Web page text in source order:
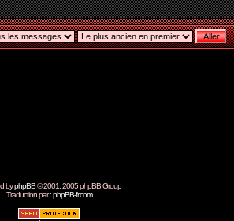
byphpBB© 2001, 2005 phpBB Group
Traduction par :phpBB-fr.com